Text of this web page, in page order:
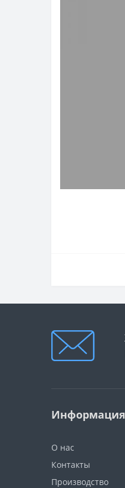
Информация
О нас
Контакты
Производство